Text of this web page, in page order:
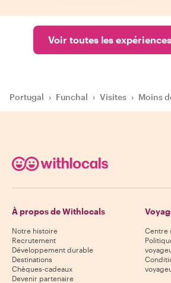
Voir toutes les
Portugal › Funchal › Visites › Moins
À propos de Withlocals
Notre histoire
Recrutement
Développement durable
Destinations
Chèques-cadeaux
Devenir partenaire
Centre